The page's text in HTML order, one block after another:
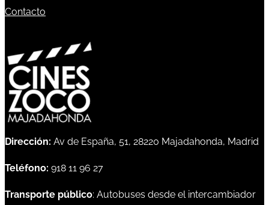
Contacto
Dirección: Av de España, 51, 28220 Majadahonda, Madrid
Teléfono: 918 11 96 27
Transporte público: Autobuses desde el intercambiador